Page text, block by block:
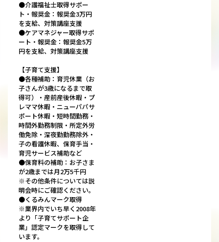
●介護福祉士取得サポー
ト・報奨金：報奨金3万円
を支給、対策講座支援
●ケアマネジャー取得サポ
ート・報奨金：報奨金5万
円を支給、対策講座支援
【子育て支援】
●各種補助：育児休業（お
子さんが3歳になるまで取
得可）・産前産後休暇・プ
レママ休暇・ニューパパサ
ポート休暇・短時間勤務・
時間外勤務制限・所定外労
働免除・深夜勤勤務除外・
子の看護休暇、保育手当・
育児サービス補助など
●保育料の補助：お子さま
が2歳までは月2万5千円
※その他条件については説
明会時にご確認ください。
●くるみんマーク取得
※業界内でいち早く2008年
より「子育てサポート企
業」認定マークを取得して
います。